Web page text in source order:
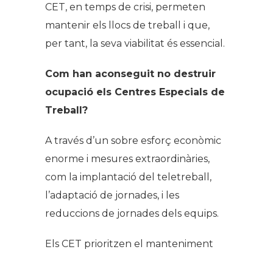
CET, en temps de crisi, permeten
mantenir els llocs de treball i que,
per tant, la seva viabilitat és essencial.
Com han aconseguit no destruir
ocupació els Centres Especials de
Treball?
A través d’un sobre esforç econòmic
enorme i mesures extraordinàries,
com la implantació del teletreball,
l’adaptació de jornades, i les
reduccions de jornades dels equips.
Els CET prioritzen el manteniment